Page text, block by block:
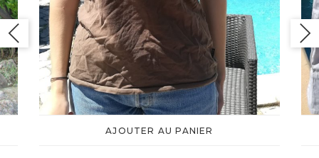
AJOUTER AU PANIER